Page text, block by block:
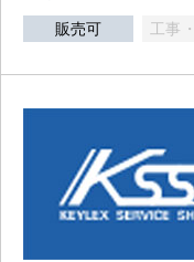
販売可 工事